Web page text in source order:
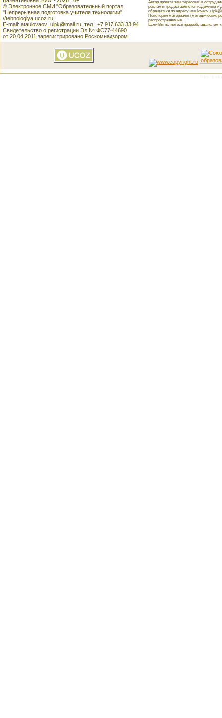
© Электронное СМИ "Образовательный портал
"Непрерывная подготовка учителя технологии"
//tehnologiya.ucoz.ru
E-mail: ataulovaov_uipk@mail.ru, тел.: +7 917 633 33 94
Свидетельство о регистрации Эл № ФС77-44690
от 20.04.2011 зарегистрировано Роскомнадзором
Автор проекта заинтересован в
рекламы предоставляется надёжным и
обращаться по адресу:
Некоторые материалы (методические
распространяемые.
Если Вы являетесь правообладателем